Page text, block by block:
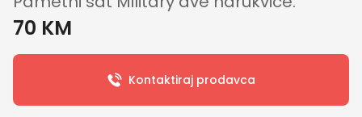
70 KM
Kontaktiraj prodavca